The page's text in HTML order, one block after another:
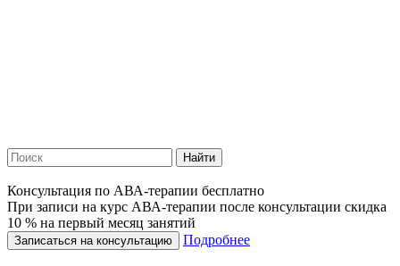
Найти
Консультация по АВА-терапии бесплатно
При записи на курс АВА-терапии после консультации скидка
10 % на первый месяц занятий
Записаться на консультацию Подробнее